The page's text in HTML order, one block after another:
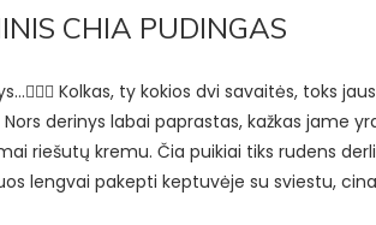
CHIA PUDINGAS
Kolkas, ty kokios dvi savaitės, toks
derinys labai paprastas, kažkas jame
riešutų kremu. Čia puikiai tiks rudens
lengvai pakepti keptuvėje su sviestu,